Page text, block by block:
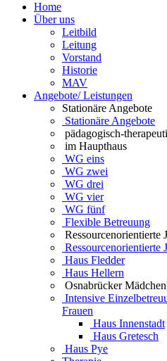
Home
Über uns
Leitbild
Leitung
Vorstand
Historie
MAV
Angebote/ Leistungen
Stationäre Angebote
Stationäre Angebote
pädagogisch-
im Haupthaus
WG eins
WG zwei
WG drei
WG vier
WG fünf
Flexible Betreuung
Ressourcenorientierte
Ressourcenorientierte
Haus Fledder
Haus Hellern
Osnabrücker
Intensive
Frauen
Haus Innenstadt
Haus Gretesch
Haus Pye